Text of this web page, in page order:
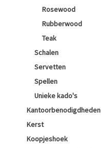
Rosewood
Rubberwood
Teak
Schalen
Servetten
Spellen
Unieke kado's
Kantoorbenodigdheden
Kerst
Koopjeshoek